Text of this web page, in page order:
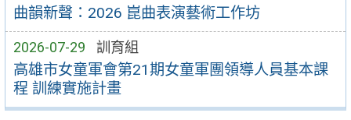
曲韻新聲：2026 崑曲表演藝術工作坊
2026-07-29 訓育組
高雄市女童軍會第21期女童軍團領導人員基本課
程 訓練實施計畫